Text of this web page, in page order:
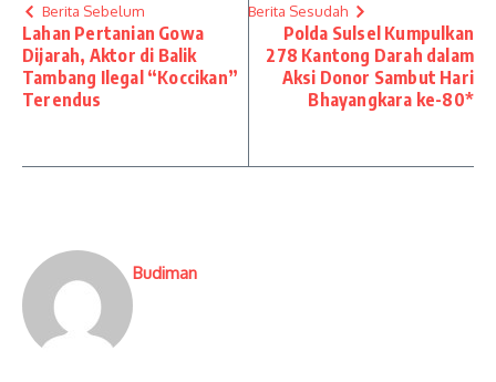
Berita Sebelum
Lahan Pertanian Gowa
Dijarah, Aktor di Balik
Tambang Ilegal “Koccikan”
Terendus
Berita Sesudah
Polda Sulsel Kumpulkan
278 Kantong Darah dalam
Aksi Donor Sambut Hari
Bhayangkara ke-80*
Budiman